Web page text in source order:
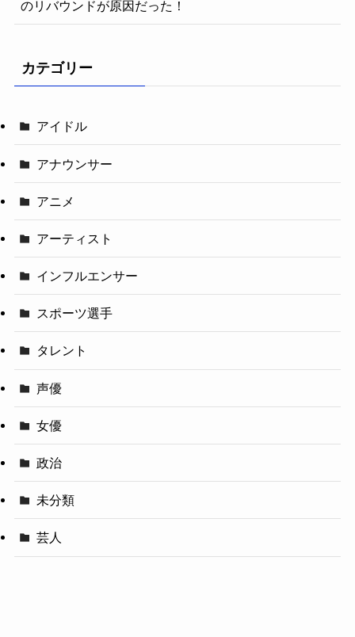
のリバウンドが原因だった！
カテゴリー
アイドル
アナウンサー
アニメ
アーティスト
インフルエンサー
スポーツ選手
タレント
声優
女優
政治
未分類
芸人